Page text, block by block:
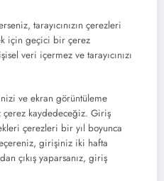
tarayıcınızın çerezleri
için geçici bir çerez
veri içermez ve tarayıcınızı
ve ekran görüntüleme
kaydedeceğiz. Giriş
çerezleri bir yıl boyunca
girişiniz iki hafta
çıkış yaparsanız, giriş